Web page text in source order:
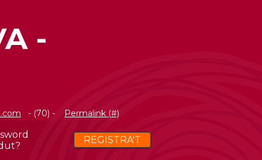
-
- (70) - Permalink (#)
REGISTRA'T